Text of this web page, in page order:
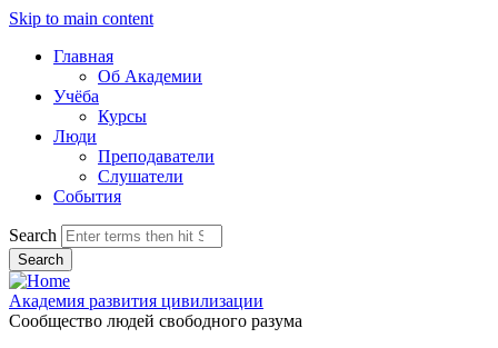
Skip to main content
Главная
Об Академии
Учёба
Курсы
Люди
Преподаватели
Слушатели
События
Search
Академия развития цивилизации
Сообщество людей свободного разума